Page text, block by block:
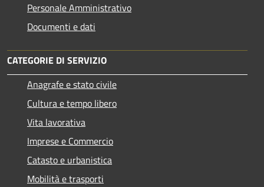
Personale Amministrativo
Documenti e dati
CATEGORIE DI SERVIZIO
Anagrafe e stato civile
Cultura e tempo libero
Vita lavorativa
Imprese e Commercio
Catasto e urbanistica
Mobilità e trasporti